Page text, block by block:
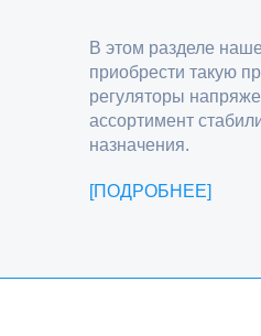
В этом разделе
приобрести такую
регуляторы
ассортимент
назначения.
ПОДРОБНЕЕ